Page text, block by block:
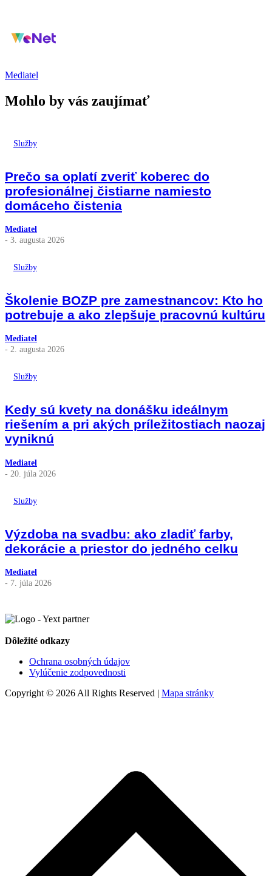
Mediatel
Mohlo by vás zaujímať
Služby
Prečo sa oplatí zveriť koberec do
profesionálnej čistiarne namiesto
domáceho čistenia
Mediatel
- 3. augusta 2026
Služby
Školenie BOZP pre zamestnancov: Kto ho
potrebuje a ako zlepšuje pracovnú kultúru
Mediatel
- 2. augusta 2026
Služby
Kedy sú kvety na donášku ideálnym
riešením a pri akých príležitostiach naozaj
vyniknú
Mediatel
- 20. júla 2026
Služby
Výzdoba na svadbu: ako zladiť farby,
dekorácie a priestor do jedného celku
Mediatel
- 7. júla 2026
Dôležité odkazy
Ochrana osobných údajov
Vylúčenie zodpovednosti
Copyright © 2026 All Rights Reserved | Mapa stránky